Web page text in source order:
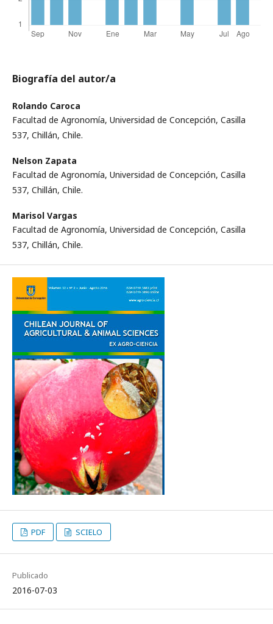
Biografía del autor/a
Rolando Caroca
Facultad de Agronomía, Universidad de Concepción, Casilla
537, Chillán, Chile.
Nelson Zapata
Facultad de Agronomía, Universidad de Concepción, Casilla
537, Chillán, Chile.
Marisol Vargas
Facultad de Agronomía, Universidad de Concepción, Casilla
537, Chillán, Chile.
PDF SCIELO
Publicado
2016-07-03